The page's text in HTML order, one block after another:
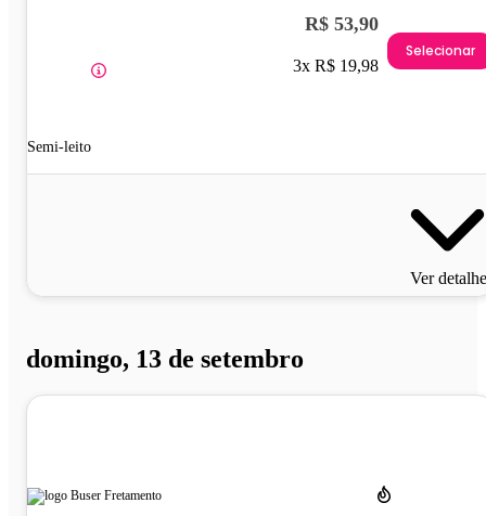
Semi-leito
R$ 53,90
3x R$ 19,98
Selecionar
Ver
domingo, 13 de setembro